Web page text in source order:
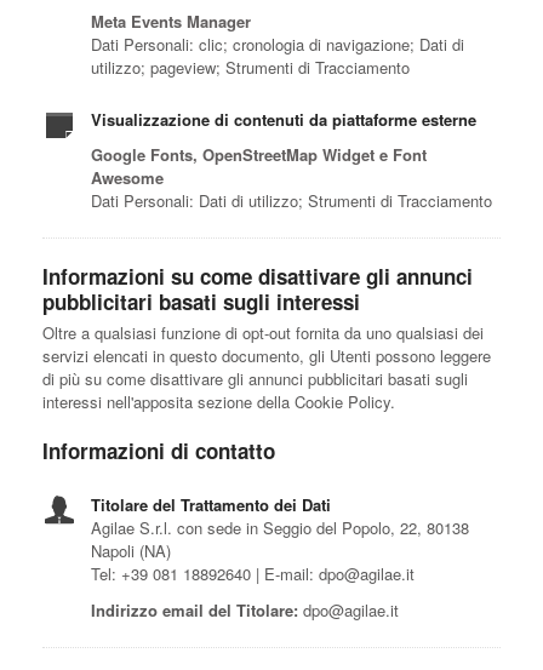
Meta Events Manager
Dati Personali: clic; cronologia di navigazione; Dati di
utilizzo; pageview; Strumenti di Tracciamento
Visualizzazione di contenuti da piattaforme esterne
Google Fonts, OpenStreetMap Widget e Font
Awesome
Dati Personali: Dati di utilizzo; Strumenti di Tracciamento
Informazioni su come disattivare gli annunci
pubblicitari basati sugli interessi
Oltre a qualsiasi funzione di opt-out fornita da uno qualsiasi dei
servizi elencati in questo documento, gli Utenti possono leggere
di più su come disattivare gli annunci pubblicitari basati sugli
interessi nell'apposita sezione della Cookie Policy.
Informazioni di contatto
Titolare del Trattamento dei Dati
Agilae S.r.l. con sede in Seggio del Popolo, 22, 80138
Napoli (NA)
Tel: +39 081 18892640 | E-mail: dpo@agilae.it
Indirizzo email del Titolare: dpo@agilae.it